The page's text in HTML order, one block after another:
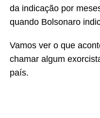
da indicação por
quando Bolsonaro
Vamos ver o que
chamar algum
país.